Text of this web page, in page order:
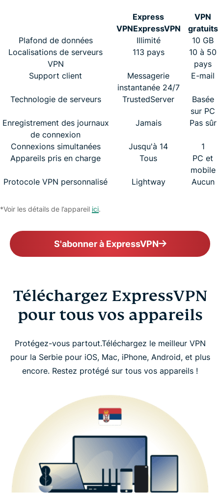
Express
VPNExpressVPN
VPN
gratuits
Plafond de données
Illimité
10 GB
Localisations de serveurs
VPN
113 pays
10 à 50
pays
Support client
Messagerie
instantanée 24/7
E-mail
Technologie de serveurs TrustedServer
Basée
sur PC
Enregistrement des journaux
de connexion
Jamais Pas sûr
Connexions simultanées Jusqu'à 14
1
Appareils pris en charge
Tous
PC et
mobile
Protocole VPN personnalisé
Lightway Aucun
*Voir les détails de l’appareil ici.
S'abonner à ExpressVPN
Téléchargez ExpressVPN
pour tous vos appareils
Protégez-vous partout.Téléchargez le meilleur VPN
pour la Serbie pour iOS, Mac, iPhone, Android, et plus
encore. Restez protégé sur tous vos appareils !